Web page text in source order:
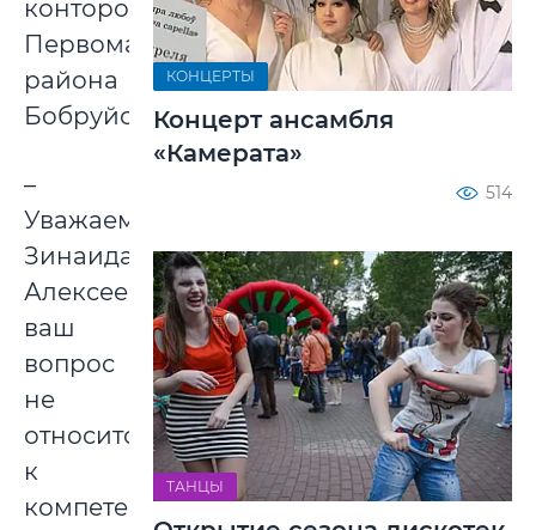
конторой
Первомайского
района
Бобруйска:
–
Уважаемая
Зинаида
Алексеевна,
ваш
вопрос
не
относится
к
компетенции
КОНЦЕРТЫ
Концерт ансамбля
«Камерата»
514
ТАНЦЫ